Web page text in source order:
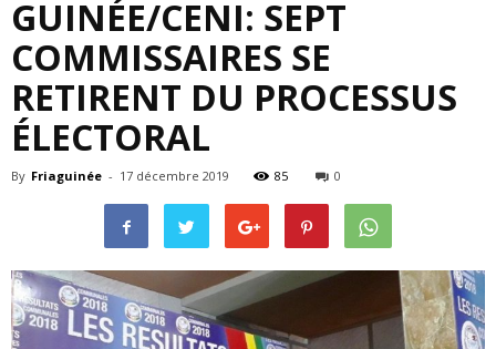
GUINÉE/CENI: SEPT
COMMISSAIRES SE
RETIRENT DU PROCESSUS
ÉLECTORAL
By Friaguinée - 17 décembre 2019 85 0